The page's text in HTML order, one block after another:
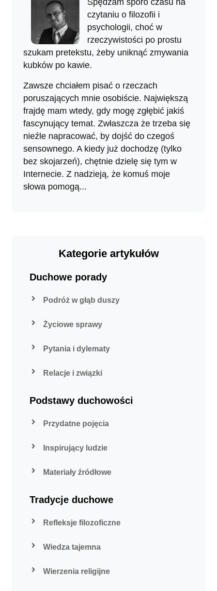
Spędzam sporo czasu na
czytaniu o filozofii i
psychologii, choć w
rzeczywistości po prostu
szukam pretekstu, żeby uniknąć zmywania
kubków po kawie.
Zawsze chciałem pisać o rzeczach
poruszających mnie osobiście. Największą
frajdę mam wtedy, gdy mogę zgłębić jakiś
fascynujący temat. Zwłaszcza że trzeba się
nieźle napracować, by dojść do czegoś
sensownego. A kiedy już dochodzę (tylko
bez skojarzeń), chętnie dzielę się tym w
Internecie. Z nadzieją, że komuś moje
słowa pomogą...
Kategorie artykułów
Duchowe porady
Podróż w głąb duszy
Życiowe sprawy
Pytania i dylematy
Relacje i związki
Podstawy duchowości
Przydatne pojęcia
Inspirujący ludzie
Materiały źródłowe
Tradycje duchowe
Refleksje filozoficzne
Wiedza tajemna
Wierzenia religijne